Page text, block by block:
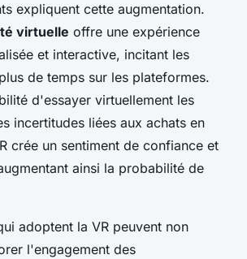
expliquent cette augmentation.
virtuelle offre une expérience
et interactive, incitant les
de temps sur les plateformes.
d'essayer virtuellement les
incertitudes liées aux achats en
crée un sentiment de confiance et
ainsi la probabilité de
adoptent la VR peuvent non
l'engagement des